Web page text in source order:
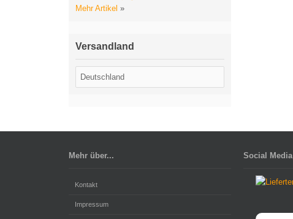
Mehr Artikel »
Versandland
Mehr über...
Kontakt
Impressum
Social Media